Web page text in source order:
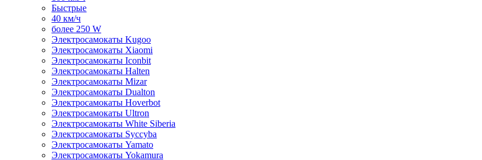
Быстрые
40 км/ч
более 250 W
Электросамокаты Kugoo
Электросамокаты Xiaomi
Электросамокаты Iconbit
Электросамокаты Halten
Электросамокаты Mizar
Электросамокаты Dualton
Электросамокаты Hoverbot
Электросамокаты Ultron
Электросамокаты White Siberia
Электросамокаты Syccyba
Электросамокаты Yamato
Электросамокаты Yokamura